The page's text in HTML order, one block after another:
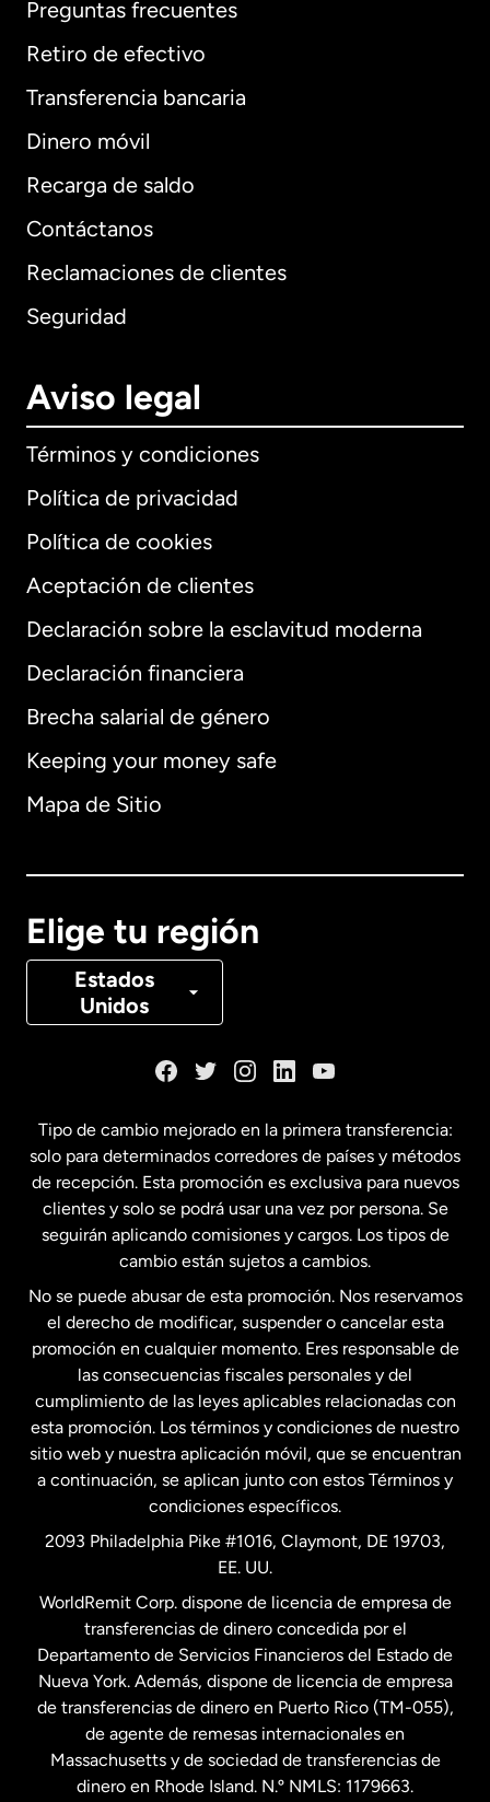
Preguntas frecuentes
Retiro de efectivo
Transferencia bancaria
Dinero móvil
Recarga de saldo
Contáctanos
Reclamaciones de clientes
Seguridad
Aviso legal
Términos y condiciones
Política de privacidad
Política de cookies
Aceptación de clientes
Declaración sobre la esclavitud moderna
Declaración financiera
Brecha salarial de género
Keeping your money safe
Mapa de Sitio
Elige tu región
Estados
Unidos
Internacional English
Alemania
Canadá Français
Estados Unidos English
Estados Unidos Español
Francia
Malasia
Nueva Zelanda
Países Bajos
Suecia
Tipo de cambio mejorado en la primera transferencia:
solo para determinados corredores de países y métodos
de recepción. Esta promoción es exclusiva para nuevos
clientes y solo se podrá usar una vez por persona. Se
seguirán aplicando comisiones y cargos. Los tipos de
cambio están sujetos a cambios.
No se puede abusar de esta promoción. Nos reservamos
el derecho de modificar, suspender o cancelar esta
promoción en cualquier momento. Eres responsable de
las consecuencias fiscales personales y del
cumplimiento de las leyes aplicables relacionadas con
esta promoción. Los términos y condiciones de nuestro
sitio web y nuestra aplicación móvil, que se encuentran
a continuación, se aplican junto con estos Términos y
condiciones específicos.
2093 Philadelphia Pike #1016, Claymont, DE 19703,
EE. UU.
WorldRemit Corp. dispone de licencia de empresa de
transferencias de dinero concedida por el
Departamento de Servicios Financieros del Estado de
Nueva York. Además, dispone de licencia de empresa
de transferencias de dinero en Puerto Rico (TM-055),
de agente de remesas internacionales en
Massachusetts y de sociedad de transferencias de
dinero en Rhode Island. N.º NMLS: 1179663.